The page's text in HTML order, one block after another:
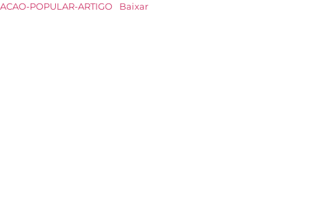
ACAO-POPULAR-ARTIGO Baixar